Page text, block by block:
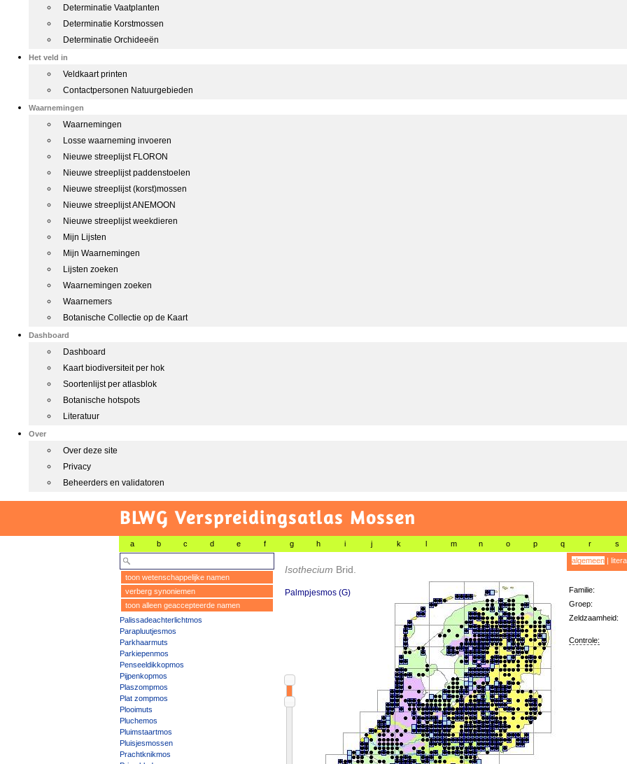
Determinatie Vaatplanten
Determinatie Korstmossen
Determinatie Orchideeën
Het veld in
Veldkaart printen
Contactpersonen Natuurgebieden
Waarnemingen
Waarnemingen
Losse waarneming invoeren
Nieuwe streeplijst FLORON
Nieuwe streeplijst paddenstoelen
Nieuwe streeplijst (korst)mossen
Nieuwe streeplijst ANEMOON
Nieuwe streeplijst weekdieren
Mijn Lijsten
Mijn Waarnemingen
Lijsten zoeken
Waarnemingen zoeken
Waarnemers
Botanische Collectie op de Kaart
Dashboard
Dashboard
Kaart biodiversiteit per hok
Soortenlijst per atlasblok
Botanische hotspots
Literatuur
Over
Over deze site
Privacy
Beheerders en validatoren
BLWG Verspreidingsatlas Mossen
a b c d e f g h i j k l m n o p q r s
toon wetenschappelijke namen
verberg synoniemen
toon alleen geaccepteerde namen
Palissadeachterlichtmos
Parapluutjesmos
Parkhaarmuts
Parkiepenmos
Penseeldikkopmos
Pijpenkopmos
Plaszompmos
Plat zompmos
Plooimuts
Pluchemos
Pluimstaartmos
Pluisjesmossen
Prachtknikmos
Isothecium Brid.
Palmpjesmos (G)
algemeen|
Familie:
Groep:
Zeldzaamheid:
Controle: